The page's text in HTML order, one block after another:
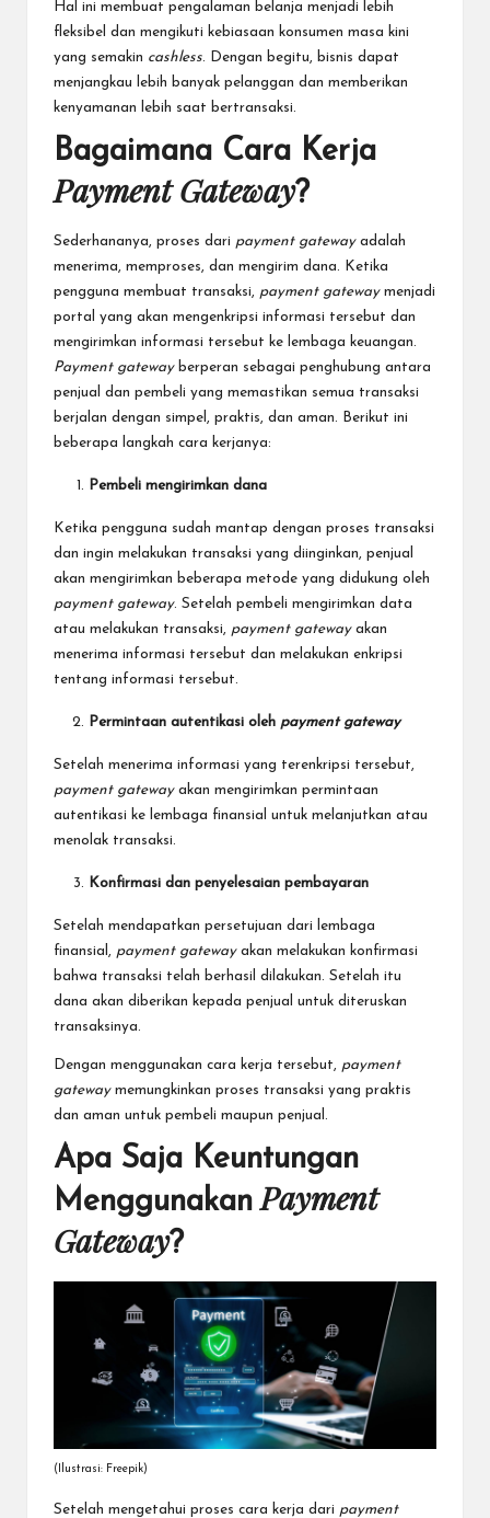
Hal ini membuat pengalaman belanja menjadi lebih
fleksibel dan mengikuti kebiasaan konsumen masa kini
yang semakin cashless. Dengan begitu, bisnis dapat
menjangkau lebih banyak pelanggan dan memberikan
kenyamanan lebih saat bertransaksi.
Bagaimana Cara Kerja
Payment Gateway?
Sederhananya, proses dari payment gatewayadalah
menerima, memproses, dan mengirim dana. Ketika
pengguna membuat transaksi, payment gatewaymenjadi
portal yang akan mengenkripsi informasi tersebut dan
mengirimkan informasi tersebut ke lembaga keuangan.
Payment gatewayberperan sebagai penghubung antara
penjual dan pembeli yang memastikan semua transaksi
berjalan dengan simpel, praktis, dan aman. Berikut ini
beberapa langkah cara kerjanya:
Pembeli mengirimkan dana
Ketika pengguna sudah mantap dengan proses transaksi
dan ingin melakukan transaksi yang diinginkan, penjual
akan mengirimkan beberapa metode yang didukung oleh
payment gateway. Setelah pembeli mengirimkan data
atau melakukan transaksi, payment gatewayakan
menerima informasi tersebut dan melakukan enkripsi
tentang informasi tersebut.
Permintaan autentikasi oleh payment gateway
Setelah menerima informasi yang terenkripsi tersebut,
payment gatewayakan mengirimkan permintaan
autentikasi ke lembaga finansial untuk melanjutkan atau
menolak transaksi.
Konfirmasi dan penyelesaian pembayaran
Setelah mendapatkan persetujuan dari lembaga
finansial, payment gateway akan melakukan konfirmasi
bahwa transaksi telah berhasil dilakukan. Setelah itu
dana akan diberikan kepada penjual untuk diteruskan
transaksinya.
Dengan menggunakan cara kerja tersebut, payment
gatewaymemungkinkan proses transaksi yang praktis
dan aman untuk pembeli maupun penjual.
Apa Saja Keuntungan
Menggunakan Payment
Gateway?
(Ilustrasi: Freepik)
Setelah mengetahui proses cara kerja dari payment